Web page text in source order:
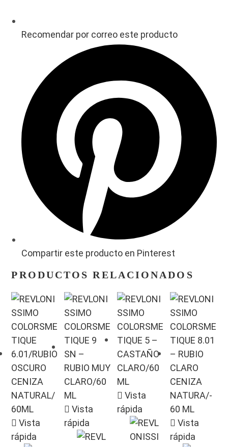
Recomendar por correo este producto
Compartir este producto en Pinterest
PRODUCTOS RELACIONADOS
Vista
rápida
Vista
rápida
Vista
rápida
Vista
rápida